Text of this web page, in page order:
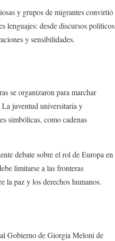
y grupos de migrantes convirtió
lenguajes: desde discursos políticos
y sensibilidades.
se organizaron para marchar
La juventud universitaria y
simbólicas, como cadenas
debate sobre el rol de Europa en
limitarse a las fronteras
la paz y los derechos humanos.
Gobierno de Giorgia Meloni de